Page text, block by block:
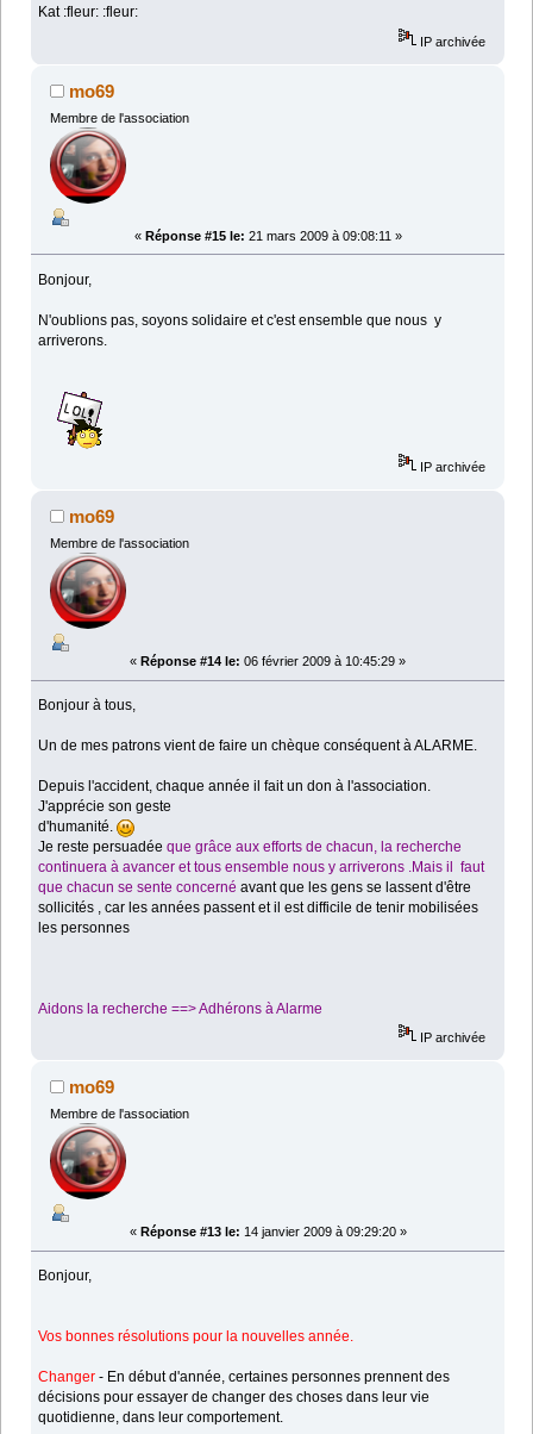
Kat :fleur: :fleur:
IP archivée
mo69
Membre de l'association
« Réponse #15 le: 21 mars 2009 à 09:08:11 »
Bonjour,
N'oublions pas, soyons solidaire et c'est ensemble que nous y
arriverons.
IP archivée
mo69
Membre de l'association
« Réponse #14 le: 06 février 2009 à 10:45:29 »
Bonjour à tous,
Un de mes patrons vient de faire un chèque conséquent à ALARME.
Depuis l'accident, chaque année il fait un don à l'association.
J'apprécie son geste
d'humanité.
Je reste persuadéeque grâce aux efforts de chacun, la recherche
continuera à avancer et tous ensemble nous y arriverons .Mais il faut
que chacun se senteconcernéavant que les gens se lassent d'être
sollicités , car les années passent et il est difficile de tenir mobilisées
les personnes
Aidons la recherche ==> Adhérons à Alarme
IP archivée
mo69
Membre de l'association
« Réponse #13 le: 14 janvier 2009 à 09:29:20 »
Bonjour,
Vos bonnes résolutions pour la nouvelles année.
Changer - En début d'année, certaines personnes prennent des
décisions pour essayer de changer des choses dans leur vie
quotidienne, dans leur comportement.